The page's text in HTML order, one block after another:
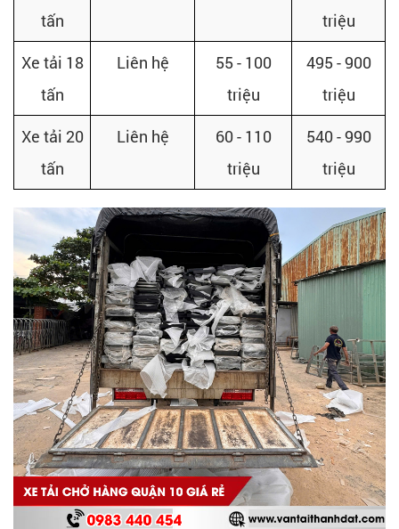
tấn
triệu
Xe tải 18
tấn
Liên hệ
55 - 100
triệu
495 - 900
triệu
Xe tải 20
tấn
Liên hệ
60 - 110
triệu
540 - 990
triệu